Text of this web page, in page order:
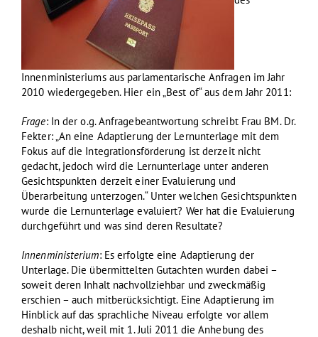
Innenministeriums aus parlamentarische Anfragen im Jahr
2010 wiedergegeben. Hier ein „Best of“ aus dem Jahr 2011:
Frage: In der o.g. Anfragebeantwortung schreibt Frau BM. Dr.
Fekter: „An eine Adaptierung der Lernunterlage mit dem
Fokus auf die Integrationsförderung ist derzeit nicht
gedacht, jedoch wird die Lernunterlage unter anderen
Gesichtspunkten derzeit einer Evaluierung und
Überarbeitung unterzogen.“ Unter welchen Gesichtspunkten
wurde die Lernunterlage evaluiert? Wer hat die Evaluierung
durchgeführt und was sind deren Resultate?
Innenministerium: Es erfolgte eine Adaptierung der
Unterlage. Die übermittelten Gutachten wurden dabei –
soweit deren Inhalt nachvollziehbar und zweckmäßig
erschien – auch mitberücksichtigt. Eine Adaptierung im
Hinblick auf das sprachliche Niveau erfolgte vor allem
deshalb nicht, weil mit 1. Juli 2011 die Anhebung des